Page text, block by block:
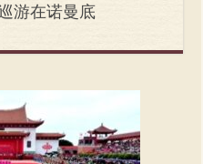
游在诺曼底